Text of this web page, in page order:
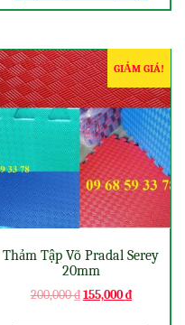
GIẢM GIÁ!
Thảm Tập Võ Pradal Serey
20mm
200,000₫155,000₫